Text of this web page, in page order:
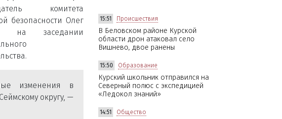
комитета
безопасности Олег
на заседании
изменения в
округу, —
15:51 Происшествия
В Беловском районе Курской
области дрон атаковал село
Вишнево, двое ранены
15:50 Образование
Курский школьник отправился на
Северный полюс с экспедицией
«Ледокол знаний»
14:51 Общество